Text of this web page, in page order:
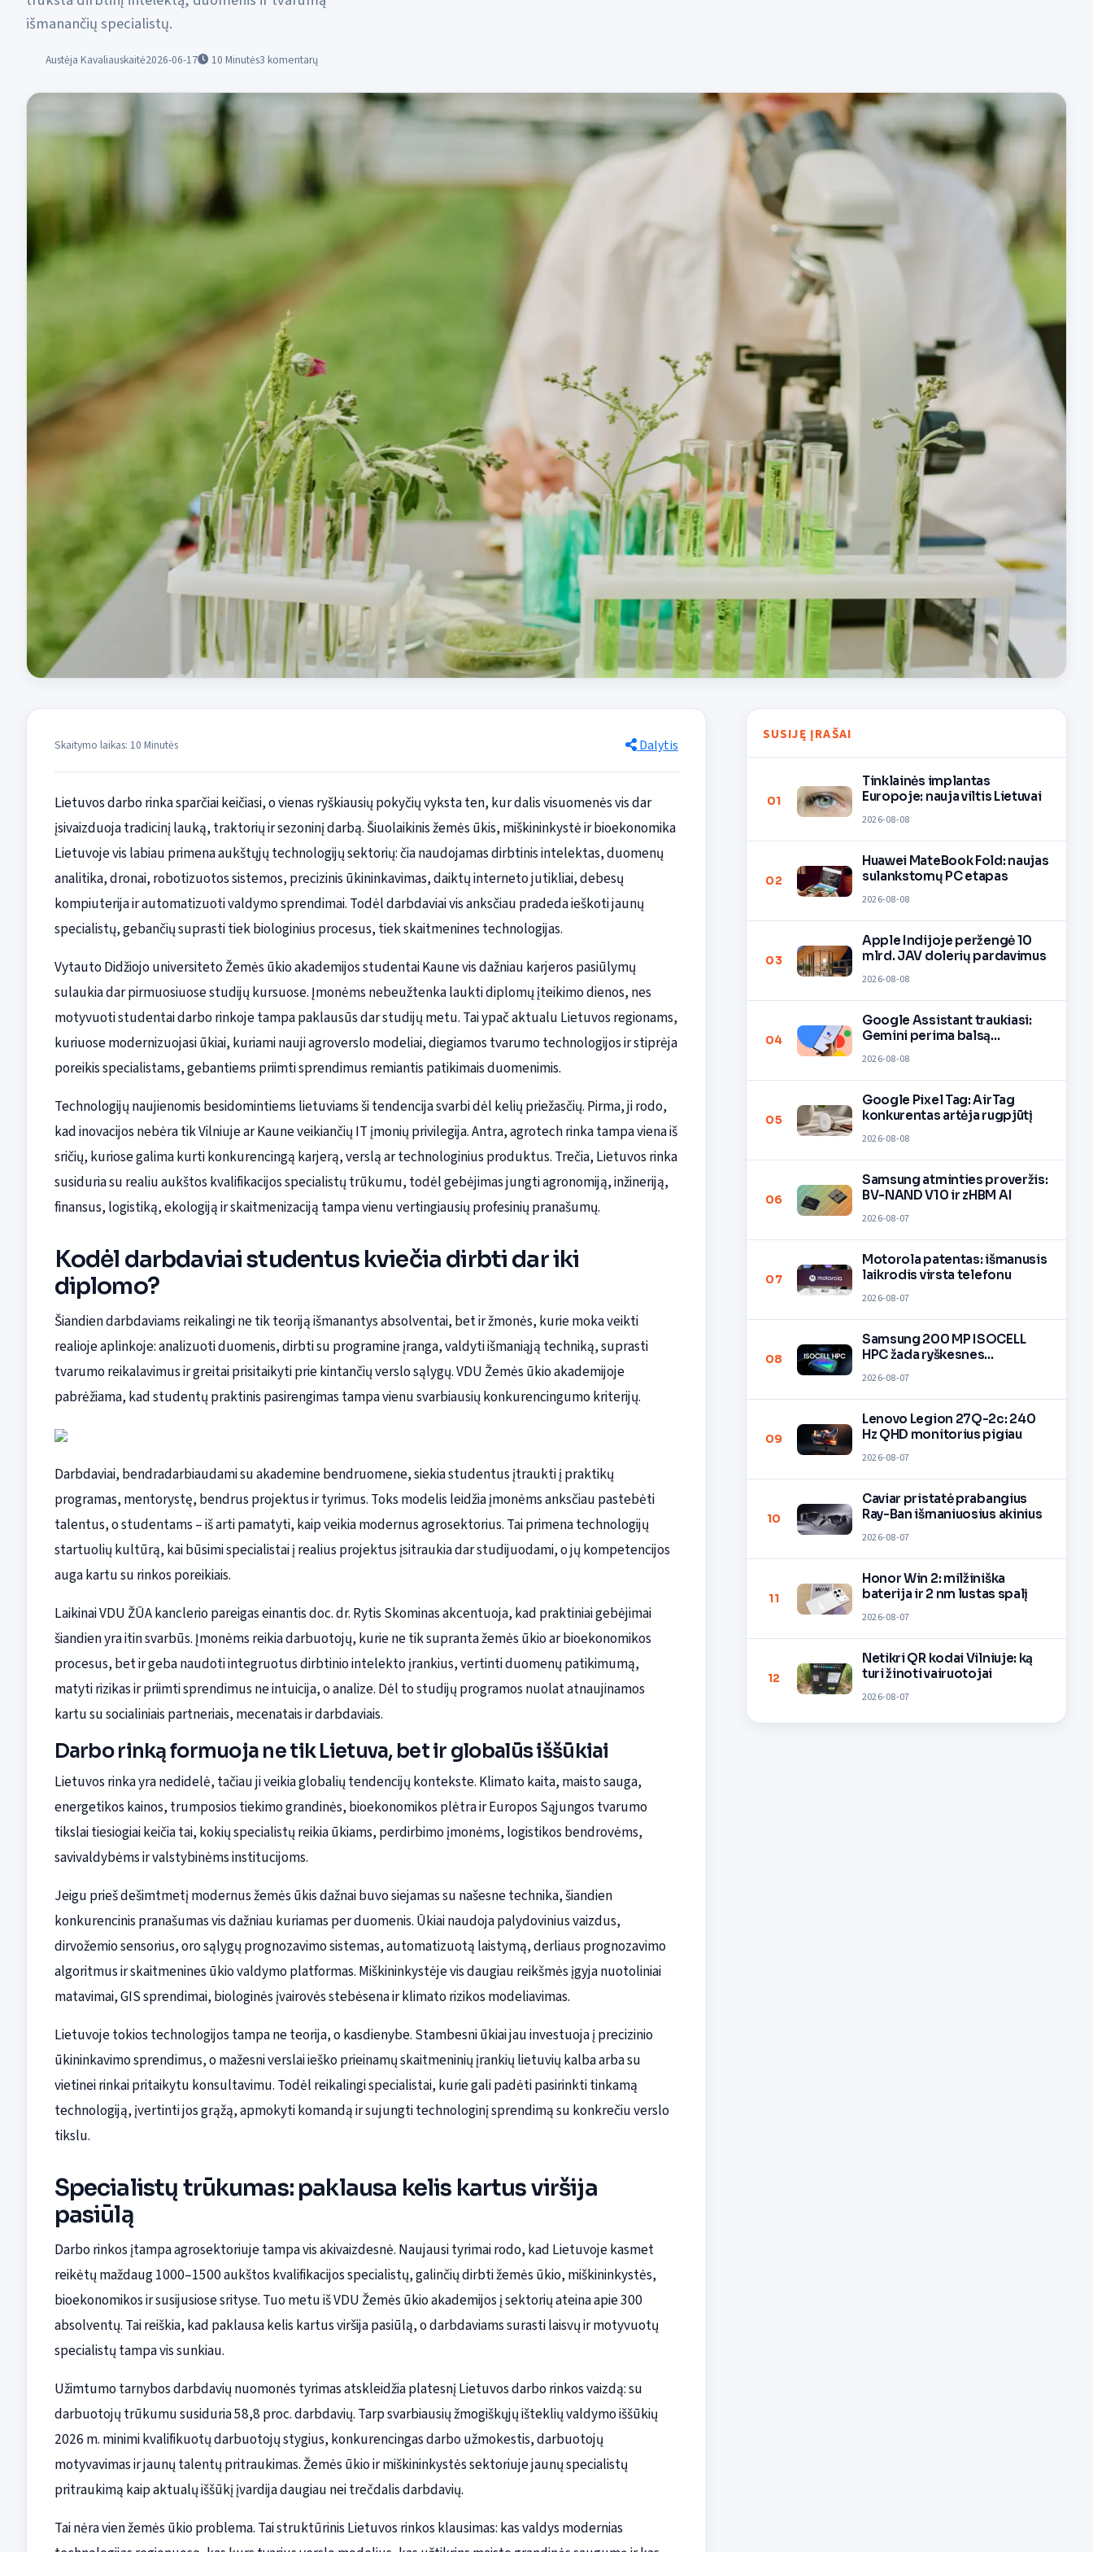
išmanančių specialistų.
Austėja Kavaliauskaitė2026-06-17 10 Minutės3 komentarų
Skaitymo laikas: 10 Minutės Dalytis
Lietuvos darbo rinka sparčiai keičiasi, o vienas ryškiausių pokyčių vyksta ten, kur dalis visuomenės vis dar
įsivaizduoja tradicinį lauką, traktorių ir sezoninį darbą. Šiuolaikinis žemės ūkis, miškininkystė ir bioekonomika
Lietuvoje vis labiau primena aukštųjų technologijų sektorių: čia naudojamas dirbtinis intelektas, duomenų
analitika, dronai, robotizuotos sistemos, precizinis ūkininkavimas, daiktų interneto jutikliai, debesų
kompiuterija ir automatizuoti valdymo sprendimai. Todėl darbdaviai vis anksčiau pradeda ieškoti jaunų
specialistų, gebančių suprasti tiek biologinius procesus, tiek skaitmenines technologijas.
Vytauto Didžiojo universiteto Žemės ūkio akademijos studentai Kaune vis dažniau karjeros pasiūlymų
sulaukia dar pirmuosiuose studijų kursuose. Įmonėms nebeužtenka laukti diplomų įteikimo dienos, nes
motyvuoti studentai darbo rinkoje tampa paklausūs dar studijų metu. Tai ypač aktualu Lietuvos regionams,
kuriuose modernizuojasi ūkiai, kuriami nauji agroverslo modeliai, diegiamos tvarumo technologijos ir stiprėja
poreikis specialistams, gebantiems priimti sprendimus remiantis patikimais duomenimis.
Technologijų naujienomis besidomintiems lietuviams ši tendencija svarbi dėl kelių priežasčių. Pirma, ji rodo,
kad inovacijos nebėra tik Vilniuje ar Kaune veikiančių IT įmonių privilegija. Antra, agrotech rinka tampa viena iš
sričių, kuriose galima kurti konkurencingą karjerą, verslą ar technologinius produktus. Trečia, Lietuvos rinka
susiduria su realiu aukštos kvalifikacijos specialistų trūkumu, todėl gebėjimas jungti agronomiją, inžineriją,
finansus, logistiką, ekologiją ir skaitmenizaciją tampa vienu vertingiausių profesinių pranašumų.
Kodėl darbdaviai studentus kviečia dirbti dar iki
diplomo?
Šiandien darbdaviams reikalingi ne tik teoriją išmanantys absolventai, bet ir žmonės, kurie moka veikti
realioje aplinkoje: analizuoti duomenis, dirbti su programine įranga, valdyti išmaniąją techniką, suprasti
tvarumo reikalavimus ir greitai prisitaikyti prie kintančių verslo sąlygų. VDU Žemės ūkio akademijoje
pabrėžiama, kad studentų praktinis pasirengimas tampa vienu svarbiausių konkurencingumo kriterijų.
Darbdaviai, bendradarbiaudami su akademine bendruomene, siekia studentus įtraukti į praktikų
programas, mentorystę, bendrus projektus ir tyrimus. Toks modelis leidžia įmonėms anksčiau pastebėti
talentus, o studentams – iš arti pamatyti, kaip veikia modernus agrosektorius. Tai primena technologijų
startuolių kultūrą, kai būsimi specialistai į realius projektus įsitraukia dar studijuodami, o jų kompetencijos
auga kartu su rinkos poreikiais.
Laikinai VDU ŽŪA kanclerio pareigas einantis doc. dr. Rytis Skominas akcentuoja, kad praktiniai gebėjimai
šiandien yra itin svarbūs. Įmonėms reikia darbuotojų, kurie ne tik supranta žemės ūkio ar bioekonomikos
procesus, bet ir geba naudoti integruotus dirbtinio intelekto įrankius, vertinti duomenų patikimumą,
matyti rizikas ir priimti sprendimus ne intuicija, o analize. Dėl to studijų programos nuolat atnaujinamos
kartu su socialiniais partneriais, mecenatais ir darbdaviais.
Darbo rinką formuoja ne tik Lietuva, bet ir globalūs iššūkiai
Lietuvos rinka yra nedidelė, tačiau ji veikia globalių tendencijų kontekste. Klimato kaita, maisto sauga,
energetikos kainos, trumposios tiekimo grandinės, bioekonomikos plėtra ir Europos Sąjungos tvarumo
tikslai tiesiogiai keičia tai, kokių specialistų reikia ūkiams, perdirbimo įmonėms, logistikos bendrovėms,
savivaldybėms ir valstybinėms institucijoms.
Jeigu prieš dešimtmetį modernus žemės ūkis dažnai buvo siejamas su našesne technika, šiandien
konkurencinis pranašumas vis dažniau kuriamas per duomenis. Ūkiai naudoja palydovinius vaizdus,
dirvožemio sensorius, oro sąlygų prognozavimo sistemas, automatizuotą laistymą, derliaus prognozavimo
algoritmus ir skaitmenines ūkio valdymo platformas. Miškininkystėje vis daugiau reikšmės įgyja nuotoliniai
matavimai, GIS sprendimai, biologinės įvairovės stebėsena ir klimato rizikos modeliavimas.
Lietuvoje tokios technologijos tampa ne teorija, o kasdienybe. Stambesni ūkiai jau investuoja į precizinio
ūkininkavimo sprendimus, o mažesni verslai ieško prieinamų skaitmeninių įrankių lietuvių kalba arba su
vietinei rinkai pritaikytu konsultavimu. Todėl reikalingi specialistai, kurie gali padėti pasirinkti tinkamą
technologiją, įvertinti jos grąžą, apmokyti komandą ir sujungti technologinį sprendimą su konkrečiu verslo
tikslu.
Specialistų trūkumas: paklausa kelis kartus viršija
pasiūlą
Darbo rinkos įtampa agrosektoriuje tampa vis akivaizdesnė. Naujausi tyrimai rodo, kad Lietuvoje kasmet
reikėtų maždaug 1000–1500 aukštos kvalifikacijos specialistų, galinčių dirbti žemės ūkio, miškininkystės,
bioekonomikos ir susijusiose srityse. Tuo metu iš VDU Žemės ūkio akademijos į sektorių ateina apie 300
absolventų. Tai reiškia, kad paklausa kelis kartus viršija pasiūlą, o darbdaviams surasti laisvų ir motyvuotų
specialistų tampa vis sunkiau.
Užimtumo tarnybos darbdavių nuomonės tyrimas atskleidžia platesnį Lietuvos darbo rinkos vaizdą: su
darbuotojų trūkumu susiduria 58,8 proc. darbdavių. Tarp svarbiausių žmogiškųjų išteklių valdymo iššūkių
2026 m. minimi kvalifikuotų darbuotojų stygius, konkurencingas darbo užmokestis, darbuotojų
motyvavimas ir jaunų talentų pritraukimas. Žemės ūkio ir miškininkystės sektoriuje jaunų specialistų
pritraukimą kaip aktualų iššūkį įvardija daugiau nei trečdalis darbdavių.
Tai nėra vien žemės ūkio problema. Tai struktūrinis Lietuvos rinkos klausimas: kas valdys modernias
SUSIJĘ ĮRAŠAI
01
Tinklainės implantas
Europoje: nauja viltis Lietuvai
2026-08-08
02
Huawei MateBook Fold: naujas
sulankstomų PC etapas
2026-08-08
03
Apple Indijoje peržengė 10
mlrd. JAV dolerių pardavimus
2026-08-08
04
Google Assistant traukiasi:
Gemini perima balsą
2026-08-08
05
Google Pixel Tag: AirTag
konkurentas artėja rugpjūtį
2026-08-08
06
Samsung atminties proveržis:
BV-NAND V10 ir zHBM AI
2026-08-07
07
Motorola patentas: išmanusis
laikrodis virsta telefonu
2026-08-07
08
Samsung 200 MP ISOCELL
HPC žada ryškesnes
2026-08-07
09
Lenovo Legion 27Q-2c: 240
Hz QHD monitorius pigiau
2026-08-07
10
Caviar pristatė prabangius
Ray-Ban išmaniuosius akinius
2026-08-07
11
Honor Win 2: milžiniška
baterija ir 2 nm lustas spalį
2026-08-07
12
Netikri QR kodai Vilniuje: ką
turi žinoti vairuotojai
2026-08-07